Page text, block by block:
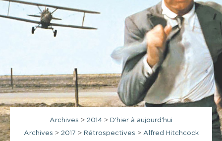
Archives > 2014 > D'hier à aujourd'hui
Archives > 2017 > Rétrospectives > Alfred Hitchcock